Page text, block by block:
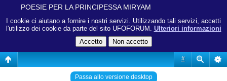
I cookie ci aiutano a fornire i nostri servizi. Utilizzando tali servizi, accetti
l'utilizzo dei cookie da parte del sito UFOFORUM. Ulteriori informazioni
#
POESIE PER LA PRINCIPESSA MIRYAM
Passa allo versione desktop